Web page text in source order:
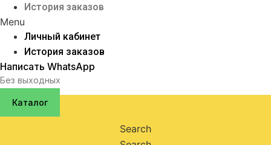
История заказов
Menu
Личный кабинет
История заказов
Написать WhatsApp
Без выходных
Каталог
Search